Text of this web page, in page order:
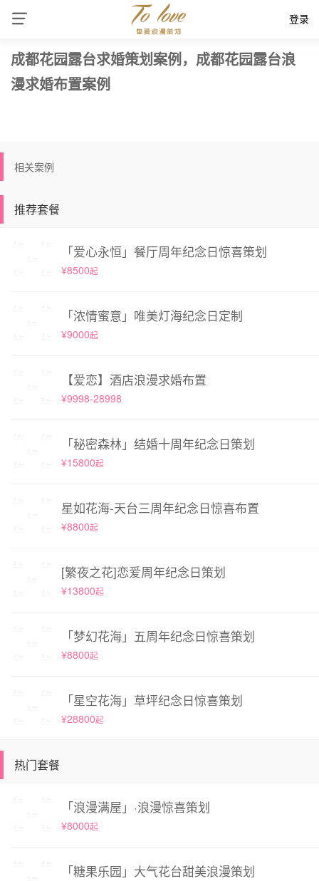
登录
成都花园露台求婚策划案例，成都花园露台浪
漫求婚布置案例
相关案例
推荐套餐
「爱心永恒」餐厅周年纪念日惊喜策划
¥8500起
「浓情蜜意」唯美灯海纪念日定制
¥9000起
【爱恋】酒店浪漫求婚布置
¥9998-28998
「秘密森林」结婚十周年纪念日策划
¥15800起
星如花海-天台三周年纪念日惊喜布置
¥8800起
[繁夜之花]恋爱周年纪念日策划
¥13800起
「梦幻花海」五周年纪念日惊喜策划
¥8800起
「星空花海」草坪纪念日惊喜策划
¥28800起
热门套餐
「浪漫满屋」·浪漫惊喜策划
¥8000起
「糖果乐园」大气花台甜美浪漫策划